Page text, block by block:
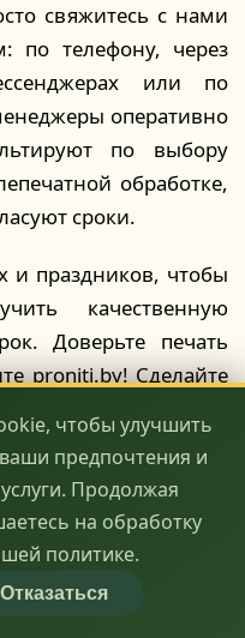
свяжитесь с нами
по телефону, через
или по
оперативно
по выбору
обработке,
сроки.
и праздников, чтобы
качественную
Доверьте печать
proniti.by! Сделайте
вдохновение!
💰 доступность
чтобы улучшить
предпочтения и
Продолжая
на обработку
политике.
Отказаться